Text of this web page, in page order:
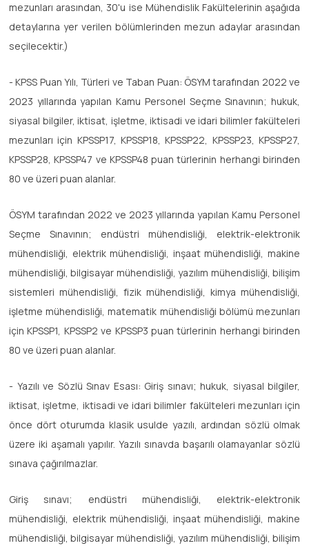
mezunları arasından, 30'u ise Mühendislik Fakültelerinin aşağıda
detaylarına yer verilen bölümlerinden mezun adaylar arasından
seçilecektir.)
- KPSS Puan Yılı, Türleri ve Taban Puan: ÖSYM tarafından 2022 ve
2023 yıllarında yapılan Kamu Personel Seçme Sınavının; hukuk,
siyasal bilgiler, iktisat, işletme, iktisadi ve idari bilimler fakülteleri
mezunları için KPSSP17, KPSSP18, KPSSP22, KPSSP23, KPSSP27,
KPSSP28, KPSSP47 ve KPSSP48 puan türlerinin herhangi birinden
80 ve üzeri puan alanlar.
ÖSYM tarafından 2022 ve 2023 yıllarında yapılan Kamu Personel
Seçme Sınavının; endüstri mühendisliği, elektrik-elektronik
mühendisliği, elektrik mühendisliği, inşaat mühendisliği, makine
mühendisliği, bilgisayar mühendisliği, yazılım mühendisliği, bilişim
sistemleri mühendisliği, fizik mühendisliği, kimya mühendisliği,
işletme mühendisliği, matematik mühendisliği bölümü mezunları
için KPSSP1, KPSSP2 ve KPSSP3 puan türlerinin herhangi birinden
80 ve üzeri puan alanlar.
- Yazılı ve Sözlü Sınav Esası: Giriş sınavı; hukuk, siyasal bilgiler,
iktisat, işletme, iktisadi ve idari bilimler fakülteleri mezunları için
önce dört oturumda klasik usulde yazılı, ardından sözlü olmak
üzere iki aşamalı yapılır. Yazılı sınavda başarılı olamayanlar sözlü
sınava çağırılmazlar.
Giriş sınavı; endüstri mühendisliği, elektrik-elektronik
mühendisliği, elektrik mühendisliği, inşaat mühendisliği, makine
mühendisliği, bilgisayar mühendisliği, yazılım mühendisliği, bilişim